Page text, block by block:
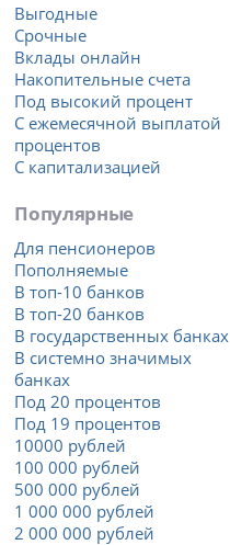
Выгодные
Срочные
Вклады онлайн
Накопительные счета
Под высокий процент
С ежемесячной выплатой
процентов
С капитализацией
Популярные
Для пенсионеров
Пополняемые
В топ-10 банков
В топ-20 банков
В государственных банках
В системно значимых
банках
Под 20 процентов
Под 19 процентов
10000 рублей
100 000 рублей
500 000 рублей
1 000 000 рублей
2 000 000 рублей